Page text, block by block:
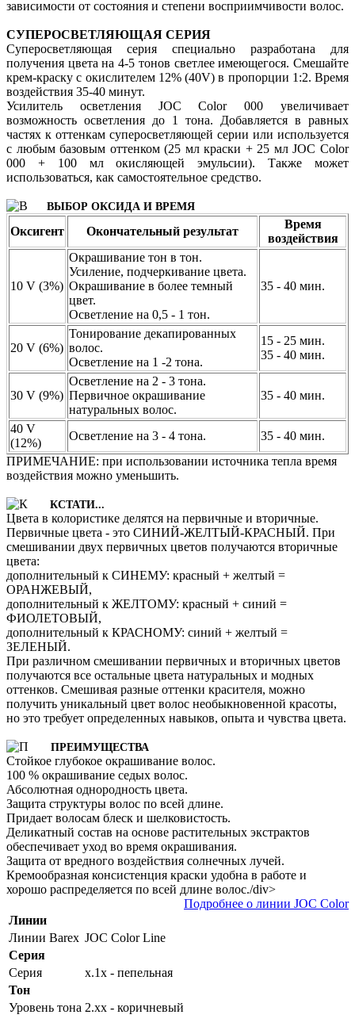
зависимости от состояния и степени восприимчивости волос.
СУПЕРОСВЕТЛЯЮЩАЯ СЕРИЯ
Суперосветляющая серия специально разработана для
получения цвета на 4-5 тонов светлее имеющегося. Смешайте
крем-краску с окислителем 12% (40V) в пропорции 1:2. Время
воздействия 35-40 минут.
Усилитель осветления JOC Color 000 увеличивает
возможность осветления до 1 тона. Добавляется в равных
частях к оттенкам суперосветляющей серии или используется
с любым базовым оттенком (25 мл краски + 25 мл JOC Color
000 + 100 мл окисляющей эмульсии). Также может
использоваться, как самостоятельное средство.
ВЫБОР ОКСИДА И ВРЕМЯ
Оксигент Окончательный результат
Время
воздействия
10 V (3%)
Окрашивание тон в тон.
Усиление, подчеркивание цвета.
Окрашивание в более темный
цвет.
Осветление на 0,5 - 1 тон.
35 - 40 мин.
20 V (6%)
Тонирование декапированных
волос.
Осветление на 1 -2 тона.
15 - 25 мин.
35 - 40 мин.
30 V (9%)
Осветление на 2 - 3 тона.
Первичное окрашивание
натуральных волос.
35 - 40 мин.
40 V
(12%)
Осветление на 3 - 4 тона.
35 - 40 мин.
ПРИМЕЧАНИЕ: при использовании источника тепла время
воздействия можно уменьшить.
КСТАТИ...
Цвета в колористике делятся на первичные и вторичные.
Первичные цвета - это СИНИЙ-ЖЕЛТЫЙ-КРАСНЫЙ. При
смешивании двух первичных цветов получаются вторичные
цвета:
дополнительный к СИНЕМУ: красный + желтый =
ОРАНЖЕВЫЙ,
дополнительный к ЖЕЛТОМУ: красный + синий =
ФИОЛЕТОВЫЙ,
дополнительный к КРАСНОМУ: синий + желтый =
ЗЕЛЕНЫЙ.
При различном смешивании первичных и вторичных цветов
получаются все остальные цвета натуральных и модных
оттенков. Смешивая разные оттенки красителя, можно
получить уникальный цвет волос необыкновенной красоты,
но это требует определенных навыков, опыта и чувства цвета.
ПРЕИМУЩЕСТВА
Стойкое глубокое окрашивание волос.
100 % окрашивание седых волос.
Абсолютная однородность цвета.
Защита структуры волос по всей длине.
Придает волосам блеск и шелковистость.
Деликатный состав на основе растительных экстрактов
обеспечивает уход во время окрашивания.
Защита от вредного воздействия солнечных лучей.
Кремообразная консистенция краски удобна в работе и
хорошо распределяется по всей длине волос./div>
Подробнее о линии JOC Color
Линии
Линии Barex JOC Color Line
Серия
Серия
х.1х - пепельная
Тон
Уровень тона 2.хх - коричневый